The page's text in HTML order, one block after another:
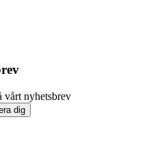
vårt nyhetsbrev
dig